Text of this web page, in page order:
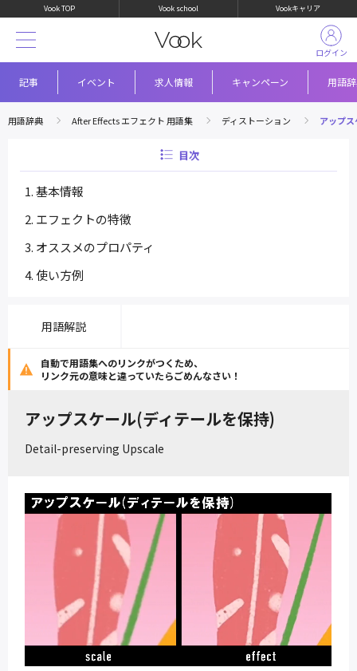
Vook TOP Vook school Vookキャリア
記事 イベント 求人情報 キャンペーン 用語
ログイン
用語辞典 After Effects エフェクト 用語集 ディストーション アップ
目次
基本情報
エフェクトの特徴
オススメのプロパティ
使い方例
用語解説
自動で用語集へのリンクがつくため、
リンク元の意味と違っていたらごめんなさい！
アップスケール(ディテールを保持)
Detail-preserving Upscale